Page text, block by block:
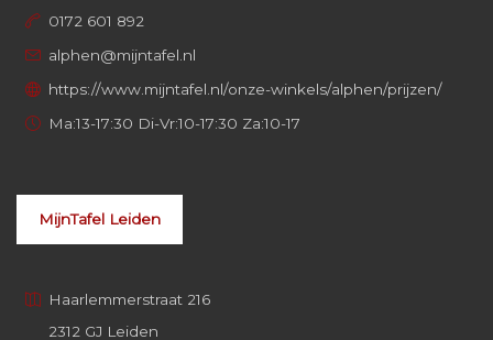
0172 601 892
alphen@mijntafel.nl
https://www.mijntafel.nl/onze-winkels/alphen/prijzen/
Ma:13-17:30 Di-Vr:10-17:30 Za:10-17
MijnTafel Leiden
Haarlemmerstraat 216
2312 GJ Leiden